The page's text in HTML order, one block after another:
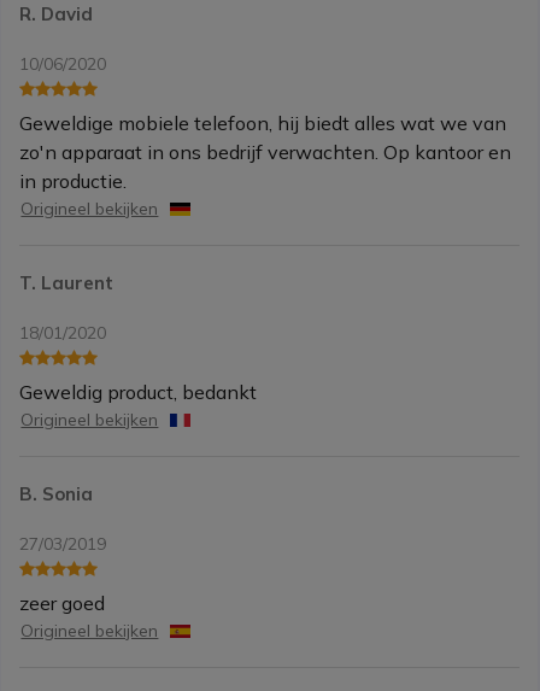
R. David
10/06/2020
Geweldige mobiele telefoon, hij biedt alles wat we van
zo'n apparaat in ons bedrijf verwachten. Op kantoor en
in productie.
Origineel bekijken
T. Laurent
18/01/2020
Geweldig product, bedankt
Origineel bekijken
B. Sonia
27/03/2019
zeer goed
Origineel bekijken